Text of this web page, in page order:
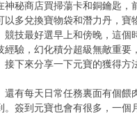
神秘商店買掃蕩卡和銅鑰匙，
以多兌換寶物袋和潛力丹，寶
最好選早上和傍晚，這個時
經驗，幻化積分超級無敵重要
來分享一下元寶的獲得方法
每天日常任務裏面有個餵肉
。簽到元寶也會有很多，一個